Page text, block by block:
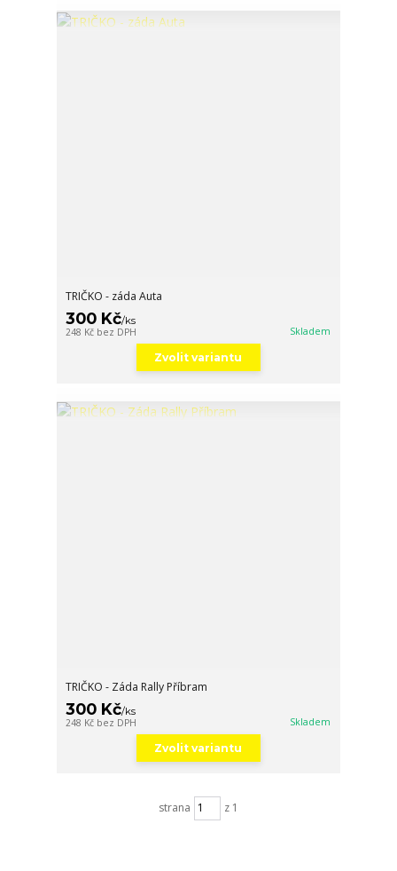
TRIČKO - záda Auta
300 Kč/ks
248 Kč bez DPH Skladem
Zvolit variantu
TRIČKO - Záda Rally Příbram
300 Kč/ks
248 Kč bez DPH Skladem
Zvolit variantu
strana z 1